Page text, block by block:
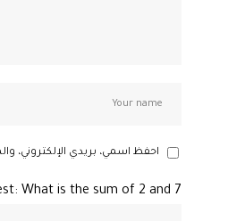
احفظ اسمي، بريدي الإلكتروني،
What is the sum of 2 and 7?*